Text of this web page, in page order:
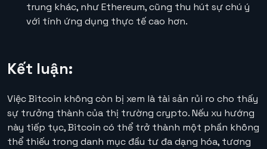
trung khác, như Ethereum, cũng thu hút sự chú ý
với tính ứng dụng thực tế cao hơn.
Kết luận:
Việc Bitcoin không còn bị xem là tài sản rủi ro cho thấy
sự trưởng thành của thị trường crypto. Nếu xu hướng
này tiếp tục, Bitcoin có thể trở thành một phần không
thể thiếu trong danh mục đầu tư đa dạng hóa, tương